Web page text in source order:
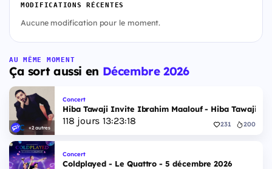
MODIFICATIONS RÉCENTES
Aucune modification pour le moment.
AU MÊME MOMENT
Ça sort aussi en Décembre 2026
+2 autres
Concert
Hiba Tawaji Invite Ibrahim Maalouf - Hiba Tawaji &
118 jours 13:23:17 231 200
Concert
Coldplayed - Le Quattro - 5 décembre 2026